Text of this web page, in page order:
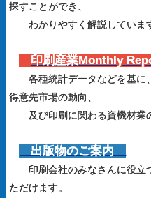
探すことができ、
わかりやすく解説していま
印刷産業Monthly
各種統計データなどを基に
得意先市場の動向、
及び印刷に関わる資機材業の
出版物のご案内
印刷会社のみなさんに役立
ただけます。